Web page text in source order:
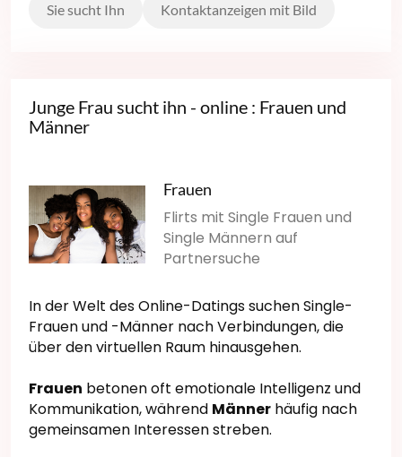
Sie sucht Ihn Kontaktanzeigen mit Bild
Junge Frau sucht ihn - online : Frauen und
Männer
Frauen
Flirts mit Single Frauen und
Single Männern auf
Partnersuche
In der Welt des Online-Datings suchen Single-
Frauen und -Männer nach Verbindungen, die
über den virtuellen Raum hinausgehen.
Frauen betonen oft emotionale Intelligenz und
Kommunikation, während Männer häufig nach
gemeinsamen Interessen streben.